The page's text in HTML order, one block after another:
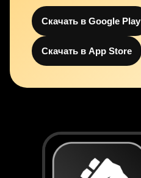
Скачать в Google Play
Скачать в App Store